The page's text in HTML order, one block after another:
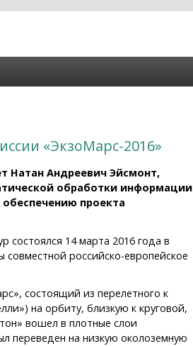
«ЭкзоМарс-2016»
Натан Андреевич Эйсмонт,
обработки информации
проекта
состоялся 14 марта 2016 года в
российско-европейское
состоящий из перелетного к
на орбиту, близкую к круговой,
вошел в плотные слои
переведен на низкую околоземную